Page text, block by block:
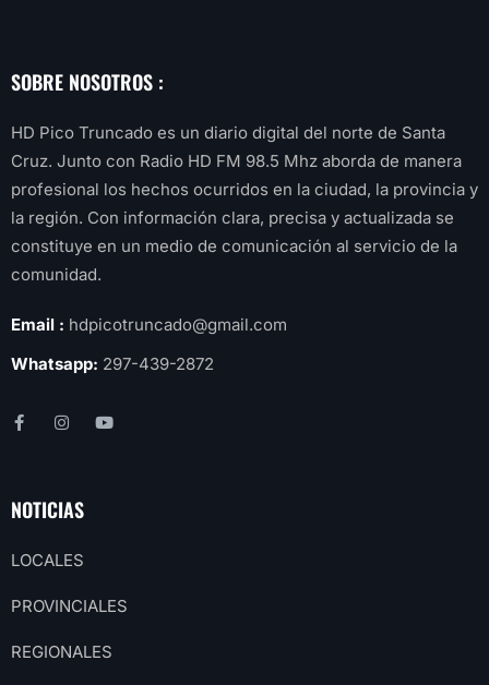
SOBRE NOSOTROS :
HD Pico Truncado es un diario digital del norte de Santa
Cruz. Junto con Radio HD FM 98.5 Mhz aborda de manera
profesional los hechos ocurridos en la ciudad, la provincia y
la región. Con información clara, precisa y actualizada se
constituye en un medio de comunicación al servicio de la
comunidad.
Email : hdpicotruncado@gmail.com
Whatsapp: 297-439-2872
NOTICIAS
LOCALES
PROVINCIALES
REGIONALES